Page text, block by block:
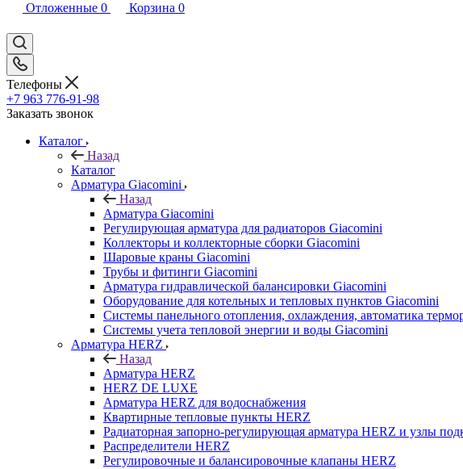
Отложенные 0 Корзина 0
Телефоны
+7 963 776-91-98
Заказать звонок
Каталог
Назад
Каталог
Арматура Giacomini
Назад
Арматура Giacomini
Регулирующая арматура для радиаторов Giacomini
Коллекторы и коллекторные сборки Giacomini
Шаровые краны Giacomini
Трубы и фитинги Giacomini
Арматура гидравлической балансировки Giacomini
Оборудование для котельных и тепловых пунктов Giacomini
Системы панельного отопления, охлаждения, автоматика
Системы учета тепловой энергии и воды Giacomini
Арматура HERZ
Назад
Арматура HERZ
HERZ DE LUXE
Арматура HERZ для водоснабжения
Квартирные тепловые пункты HERZ
Радиаторная запорно-регулирующая арматура HERZ и узлы
Распределители HERZ
Регулировочные и балансировочные клапаны HERZ